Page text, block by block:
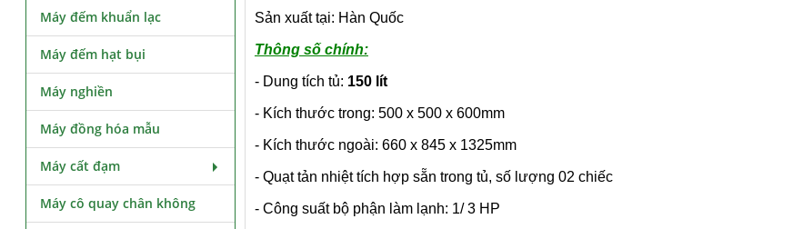
Sản xuất tại: Hàn Quốc
Thông số chính:
- Dung tích tủ: 150 lít
- Kích thước trong: 500 x 500 x 600mm
- Kích thước ngoài: 660 x 845 x 1325mm
- Quạt tản nhiệt tích hợp sẵn trong tủ, số lượng 02 chiếc
- Công suất bộ phận làm lạnh: 1/ 3 HP
Máy đếm khuẩn lạc
Máy đếm hạt bụi
Máy nghiền
Máy đồng hóa mẫu
Máy cất đạm
Máy cô quay chân không